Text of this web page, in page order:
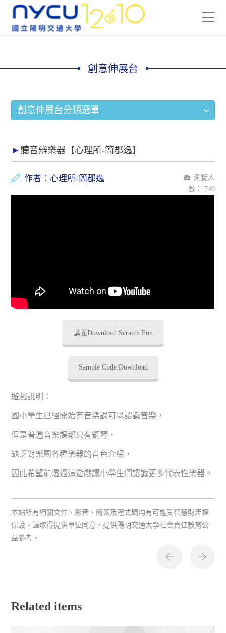
創意伸展台
創意伸展台分類選單
聽音辨樂器【心理所-簡郡逸】
作者：心理所-簡郡逸
瀏覽人
數： 740
講義Download Scratch Fun
Sample Code Download
遊戲說明：
國小學生已經開始有音樂課可以認識音樂，
但是普遍音樂課都只有鋼琴，
缺乏對樂團各種樂器的音色介紹，
因此希望能透過這遊戲讓小學生們認識更多代表性樂器。
本站所有相關文件、影音、簡報及程式碼均有可能受智慧財產權
保護。謹取得提供單位同意，提供陽明交通大學社會責任教育公
益參考。
Related items